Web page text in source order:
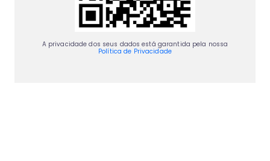
A privacidade dos seus dados está garantida pela nossa
Política de Privacidade